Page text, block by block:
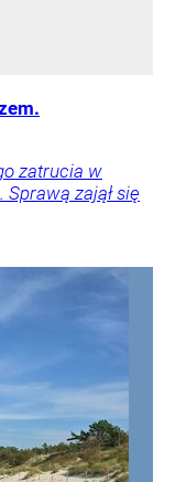
zatrucia w
zajął się